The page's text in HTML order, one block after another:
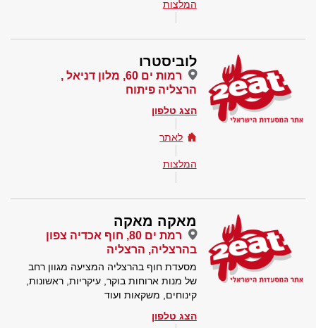
המלצות
לוביסטרו
רמות ים 60, מלון דניאל ,
הרצליה פיתוח
הצג טלפון
לאתר
המלצות
מאקה מאקה
רמת ים 80, חוף אכדיה צפון
בהרצליה, הרצליה
מסעדת חוף בהרצליה המציעה מגוון רחב
של מנות ארוחות בוקר, עיקריות, ראשונות,
קינוחים, משקאות ועוד
הצג טלפון